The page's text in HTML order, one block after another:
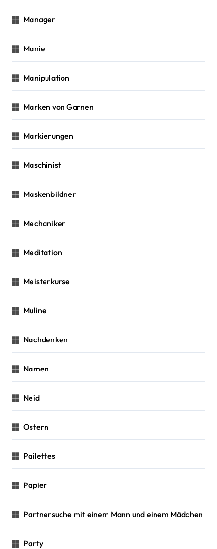
Manager
Manie
Manipulation
Marken von Garnen
Markierungen
Maschinist
Maskenbildner
Mechaniker
Meditation
Meisterkurse
Muline
Nachdenken
Namen
Neid
Ostern
Pailettes
Papier
Partnersuche mit einem Mann und einem Mädchen
Party